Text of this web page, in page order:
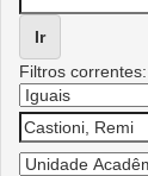
Filtros correntes: